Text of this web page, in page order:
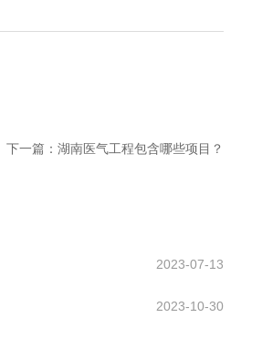
下一篇： 湖南医气工程包含哪些项目？
2023-07-13
2023-10-30